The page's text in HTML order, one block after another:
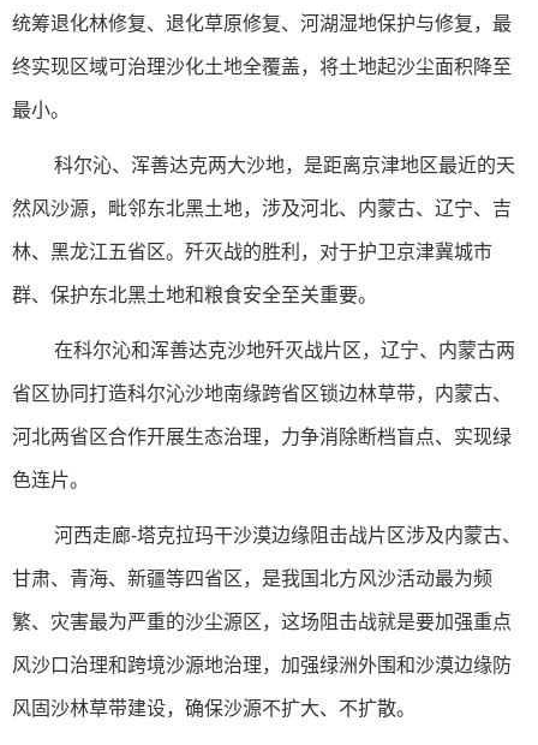
统筹退化林修复、退化草原修复、河湖湿地保护与修复，最
终实现区域可治理沙化土地全覆盖，将土地起沙尘面积降至
最小。
科尔沁、浑善达克两大沙地，是距离京津地区最近的天
然风沙源，毗邻东北黑土地，涉及河北、内蒙古、辽宁、吉
林、黑龙江五省区。歼灭战的胜利，对于护卫京津冀城市
群、保护东北黑土地和粮食安全至关重要。
在科尔沁和浑善达克沙地歼灭战片区，辽宁、内蒙古两
省区协同打造科尔沁沙地南缘跨省区锁边林草带，内蒙古、
河北两省区合作开展生态治理，力争消除断档盲点、实现绿
色连片。
河西走廊-塔克拉玛干沙漠边缘阻击战片区涉及内蒙古、
甘肃、青海、新疆等四省区，是我国北方风沙活动最为频
繁、灾害最为严重的沙尘源区，这场阻击战就是要加强重点
风沙口治理和跨境沙源地治理，加强绿洲外围和沙漠边缘防
风固沙林草带建设，确保沙源不扩大、不扩散。